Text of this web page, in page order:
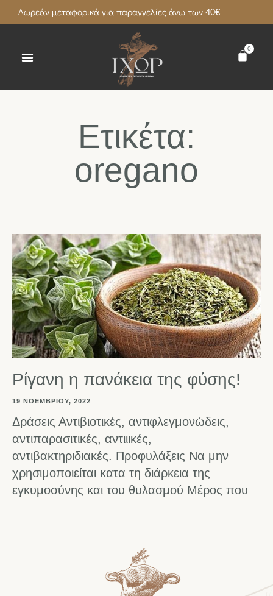
Δωρεάν μεταφορικά για παραγγελίες άνω των 40€
0
Ετικέτα:
oregano
Ρίγανη η πανάκεια της φύσης!
19 ΝΟΕΜΒΡΊΟΥ, 2022
Δράσεις Αντιβιοτικές, αντιφλεγμονώδεις,
αντιπαρασιτικές, αντιιικές,
αντιβακτηριδιακές. Προφυλάξεις Να μην
χρησιμοποιείται κατα τη διάρκεια της
εγκυμοσύνης και του θυλασμού Μέρος που